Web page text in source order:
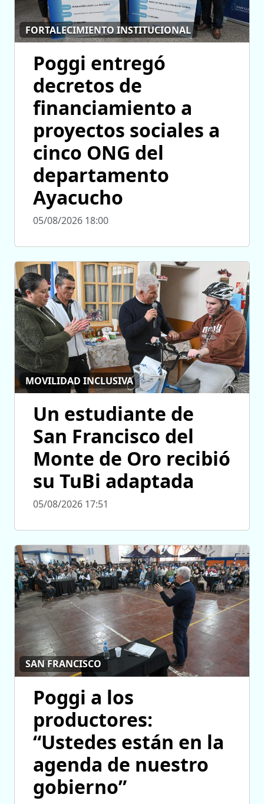
FORTALECIMIENTO INSTITUCIONAL
Poggi entregó
decretos de
financiamiento a
proyectos sociales a
cinco ONG del
departamento
Ayacucho
05/08/2026 18:00
MOVILIDAD INCLUSIVA
Un estudiante de
San Francisco del
Monte de Oro recibió
su TuBi adaptada
05/08/2026 17:51
SAN FRANCISCO
Poggi a los
productores:
“Ustedes están en la
agenda de nuestro
gobierno”